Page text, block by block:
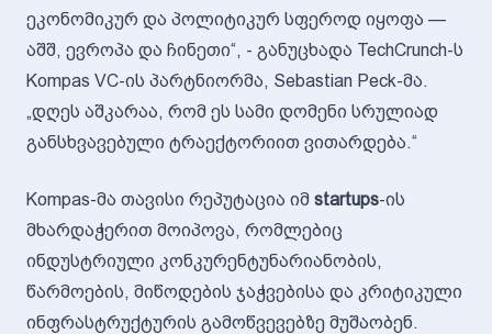
ეკონომიკურ და პოლიტიკურ სფეროდ იყოფა —
აშშ, ევროპა და ჩინეთი“, - განუცხადა TechCrunch-ს
Kompas VC-ის პარტნიორმა, Sebastian Peck-მა.
„დღეს აშკარაა, რომ ეს სამი დომენი სრულიად
განსხვავებული ტრაექტორიით ვითარდება.“
Kompas-მა თავისი რეპუტაცია იმ startups-ის
მხარდაჭერით მოიპოვა, რომლებიც
ინდუსტრიული კონკურენტუნარიანობის,
წარმოების, მიწოდების ჯაჭვებისა და კრიტიკული
ინფრასტრუქტურის გამოწვევებზე მუშაობენ.